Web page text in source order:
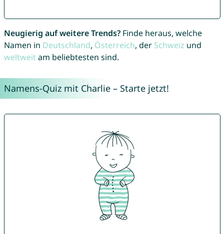
Neugierig auf weitere Trends?Finde heraus, welche
Namen in Deutschland, Österreich, der Schweiz und
weltweitam beliebtesten sind.
Namens-Quiz mit Charlie – Starte jetzt!